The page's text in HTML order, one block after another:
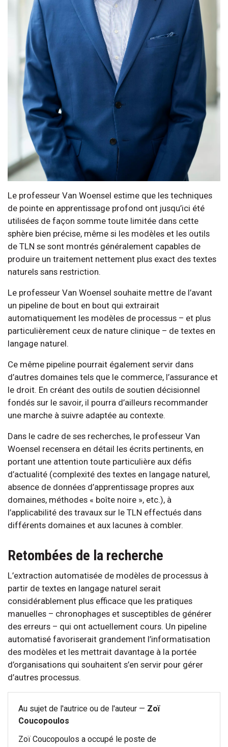
Le professeur Van Woensel estime que les techniques
de pointe en apprentissage profond ont jusqu’ici été
utilisées de façon somme toute limitée dans cette
sphère bien précise, même si les modèles et les outils
de TLN se sont montrés généralement capables de
produire un traitement nettement plus exact des textes
naturels sans restriction.
Le professeur Van Woensel souhaite mettre de l’avant
un pipeline de bout en bout qui extrairait
automatiquement les modèles de processus – et plus
particulièrement ceux de nature clinique – de textes en
langage naturel.
Ce même pipeline pourrait également servir dans
d’autres domaines tels que le commerce, l’assurance et
le droit. En créant des outils de soutien décisionnel
fondés sur le savoir, il pourra d’ailleurs recommander
une marche à suivre adaptée au contexte.
Dans le cadre de ses recherches, le professeur Van
Woensel recensera en détail les écrits pertinents, en
portant une attention toute particulière aux défis
d’actualité (complexité des textes en langage naturel,
absence de données d’apprentissage propres aux
domaines, méthodes « boîte noire », etc.), à
l’applicabilité des travaux sur le TLN effectués dans
différents domaines et aux lacunes à combler.
Retombées de la recherche
L’extraction automatisée de modèles de processus à
partir de textes en langage naturel serait
considérablement plus efficace que les pratiques
manuelles – chronophages et susceptibles de générer
des erreurs – qui ont actuellement cours. Un pipeline
automatisé favoriserait grandement l’informatisation
des modèles et les mettrait davantage à la portée
d’organisations qui souhaitent s’en servir pour gérer
d’autres processus.
Au sujet de l'autrice ou de l'auteur — Zoï
Coucopoulos
Zoï Coucopoulos a occupé le poste de